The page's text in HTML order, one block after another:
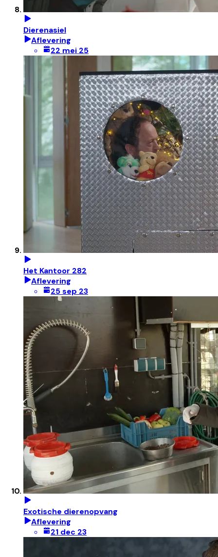
Dierenasiel
Aflevering
22 mei 25
Het Kantoor 282
Aflevering
25 sep 23
Exotische dierenopvang
Aflevering
21 dec 23